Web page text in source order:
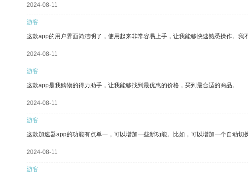
2024-08-11
游客
这款app的用户界面简洁明了，使用起来非常容易上手，让我能够快速熟悉操作。我
2024-08-11
游客
这款app是我购物的得力助手，让我能够找到最优惠的价格，买到最合适的商品。
2024-08-11
游客
这款加速器app的功能有点单一，可以增加一些新功能。比如，可以增加一个自动
2024-08-11
游客